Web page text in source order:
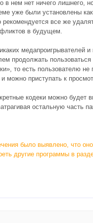
в нем нет ничего лишнего,
уже были установлены
все же
в будущем.
медапроигрывателей
продолжать
то есть пользователю не
и можно приступать к
кодеки можно будет
остальную часть
было выявлено, что
другие программы в